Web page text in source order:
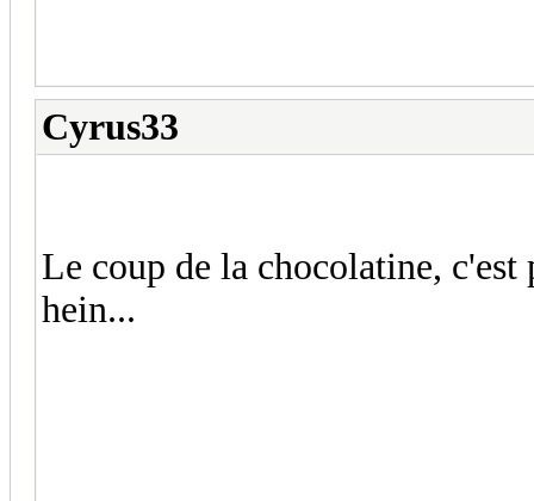
Cyrus33
Le coup de la chocolatine, c'est
hein...